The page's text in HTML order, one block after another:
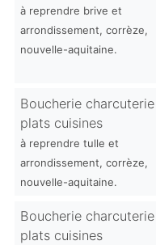
à reprendre brive et
arrondissement, corrèze,
nouvelle-aquitaine.
Boucherie charcuterie
plats cuisines
à reprendre tulle et
arrondissement, corrèze,
nouvelle-aquitaine.
Boucherie charcuterie
plats cuisines